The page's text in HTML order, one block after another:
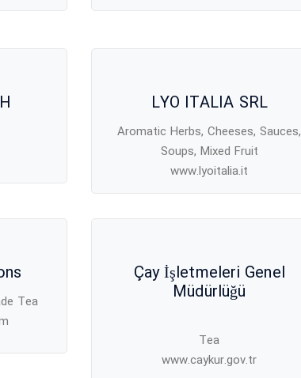
LYO ITALIA SRL
Aromatic Herbs, Cheeses, Sauces,
Soups, Mixed Fruit
www.lyoitalia.it
Tea
Çay İşletmeleri Genel
Müdürlüğü
Tea
www.caykur.gov.tr